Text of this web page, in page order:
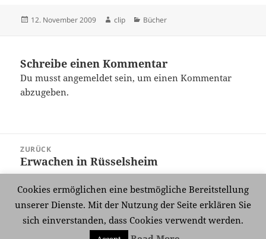
Veröffentlicht
12. November 2009 Autor
clip Kategorien
Bücher
Schreibe einen Kommentar
Du musstangemeldet sein, um einen Kommentar
abzugeben.
ZURÜCK
Vorheriger
Beitrag:
Erwachen in Rüsselsheim
WEITER
Nächster
Beitrag:
Impfstimmung
Cookies ermöglichen eine bestmögliche Bereitstellung
unserer Dienste. Mit der Nutzung der Seite erklären Sie
sich einverstanden, dass Cookies verwendt werden.